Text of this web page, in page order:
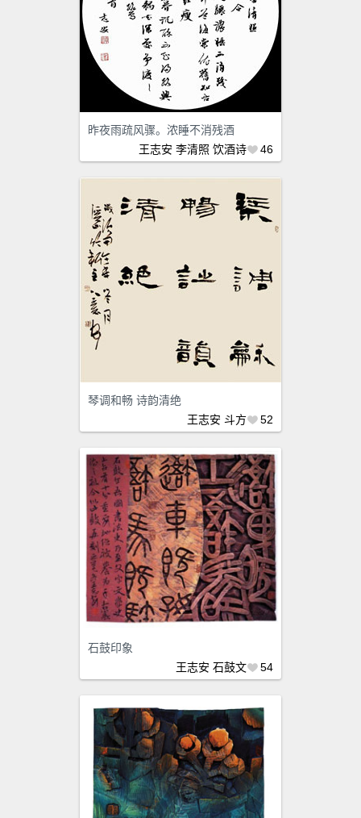
昨夜雨疏风骤。浓睡不消残酒
王志安 李清照 饮酒诗 46
琴调和畅 诗韵清绝
王志安 斗方 52
石鼓印象
王志安 石鼓文 54